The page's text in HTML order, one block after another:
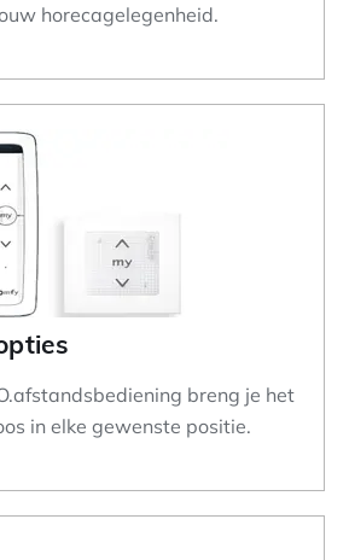
horecagelegenheid.
breng je het
in elke gewenste positie.